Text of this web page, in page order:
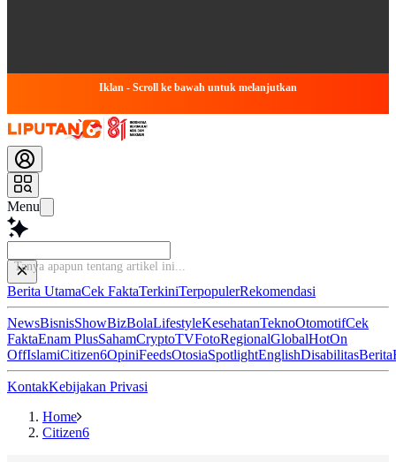
Iklan - Scroll ke bawah untuk melanjutkan
Menu
Baca
Berita UtamaCek FaktaTerkiniTerpopulerRekomendasi
NewsBisnisShowBizBolaLifestyleKesehatanTeknoOtomotifCek
FaktaEnam PlusSahamCryptoTVFotoRegionalGlobalHotOn
OffIslamiCitizen6OpiniFeedsOtosiaSpotlightEnglishDisabilitasBerita
KontakKebijakan Privasi
Home
Citizen6